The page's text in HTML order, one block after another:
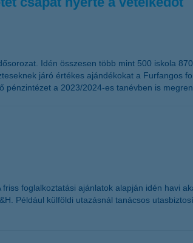
Idén összesen több mint 500 iskola
járó értékes ajándékokat a Furfangos
a 2023/2024-es tanévben is
foglalkoztatási ajánlatok alapján idén havi
Például külföldi utazásnál tanácsos